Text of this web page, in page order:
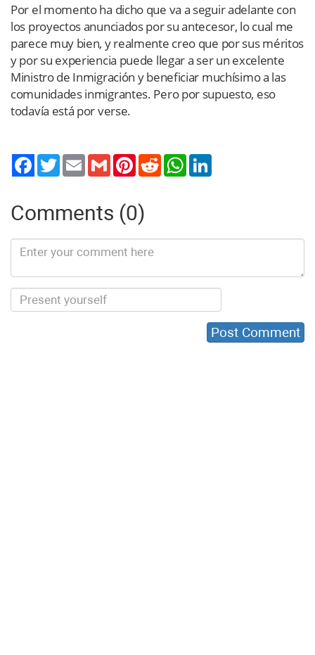
Por el momento ha dicho que va a seguir adelante con
los proyectos anunciados por su antecesor, lo cual me
parece muy bien, y realmente creo que por sus méritos
y por su experiencia puede llegar a ser un excelente
Ministro de Inmigración y beneficiar muchísimo a las
comunidades inmigrantes. Pero por supuesto, eso
todavía está por verse.
TwitterEmail Gmail PinterestReddit WhatsApp
Comments (0)